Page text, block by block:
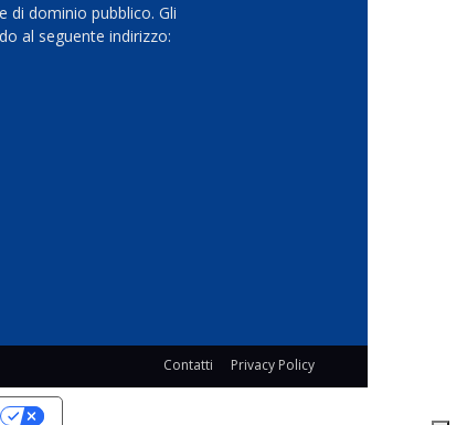
dominio pubblico. Gli
al seguente indirizzo:
Contatti Privacy Policy